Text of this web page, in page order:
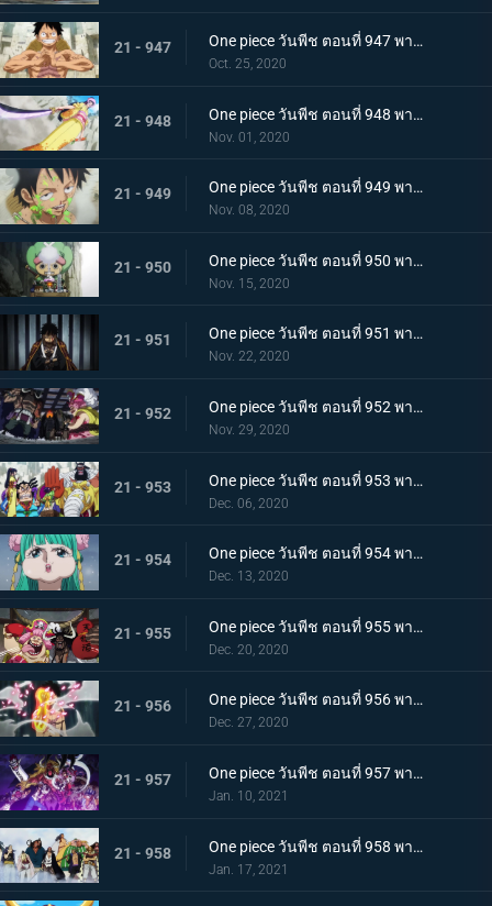
21 - 947 One piece วันพีช ตอนที่ 947 พากย์ไทย อาวุธทรงอานุภาพ! กระสุนโรคระบาดที่เล็งไปที่ลูฟี่
Oct. 25, 2020
21 - 948 One piece วันพีช ตอนที่ 948 พากย์ไทย เปิดฉากโต้กลับ! ลูฟี่และเหล่าซามูไรฝักดาบแดง!
Nov. 01, 2020
21 - 949 One piece วันพีช ตอนที่ 949 พากย์ไทย มาเพื่อชนะ! เสียงร้องที่สิ้นหวังของลูฟี่
Nov. 08, 2020
21 - 950 One piece วันพีช ตอนที่ 950 พากย์ไทย ความฝันของเหล่าทหาร! ลูฟี่ยึดครองอุด้ง!
Nov. 15, 2020
21 - 951 One piece วันพีช ตอนที่ 951 พากย์ไทย การไล่ล่าของโอโรจิ! หน่วยรบนินจา vs โซโล
Nov. 22, 2020
21 - 952 One piece วันพีช ตอนที่ 952 พากย์ไทย การเผชิญหน้าอย่างไม่คาดคิด! ของสี่จักรพรรดิทั้งสองคน
Nov. 29, 2020
21 - 953 One piece วันพีช ตอนที่ 953 พากย์ไทย คำสารภาพของฮิโยริ! พานพบอีกครั้งที่สะพานโออิฮิงิ
Dec. 06, 2020
21 - 954 One piece วันพีช ตอนที่ 954 พากย์ไทย ชื่อของมันคือเอ็นมะ! สุดยอดดาบของโอเด้ง!
Dec. 13, 2020
21 - 955 One piece วันพีช ตอนที่ 955 พากย์ไทย พันธมิตรใหม่? รวมพลกองกำลังไคโด!
Dec. 20, 2020
21 - 956 One piece วันพีช ตอนที่ 956 พากย์ไทย การต่อสู้ครั้งใหญ่! กลุ่มหมวกฟางเข้าโหมดต่อสู้!
Dec. 27, 2020
21 - 957 One piece วันพีช ตอนที่ 957 พากย์ไทย ข่าวใหญ่! เหตุการณ์ที่ส่งผลต่อ 7 เทพโจรสลัด!
Jan. 10, 2021
21 - 958 One piece วันพีช ตอนที่ 958 พากย์ไทย ตำนานการต่อสู้! การ์ปและโรเจอร์
Jan. 17, 2021